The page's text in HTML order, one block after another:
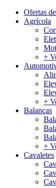
Ofertas
Agrícola
+
+
Balanças
+
Cavaletes